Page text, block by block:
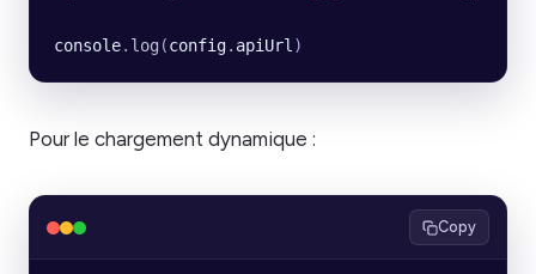
console. log (config. apiUrl )
Pour le chargement dynamique :
Copy